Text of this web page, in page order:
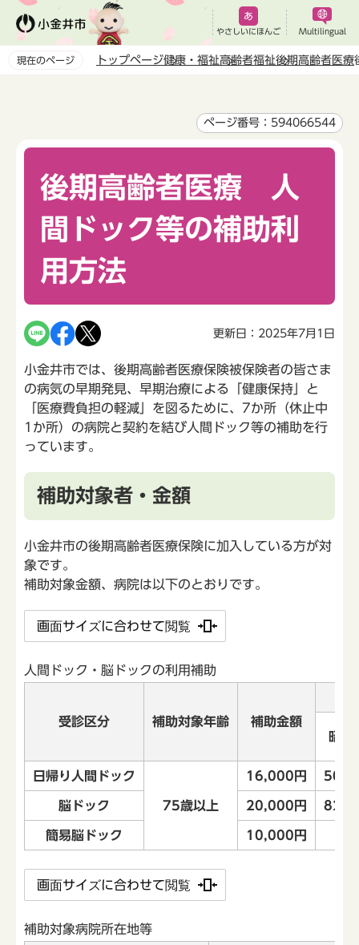
ペ
やさしいにほんご Multilingual
現在のページ トップページ健康・福祉高齢者福祉後期高齢者医療
ページ番号：594066544
後期高齢者医療 人
間ドック等の補助利
用方法
更新日：2025年7月1日
小金井市では、後期高齢者医療保険被保険者の皆さま
の病気の早期発見、早期治療による「健康保持」と
「医療費負担の軽減」を図るために、7か所（休止中
1か所）の病院と契約を結び人間ドック等の補助を行
っています。
補助対象者・金額
小金井市の後期高齢者医療保険に加入している方が対
象です。
補助対象金額、病院は以下のとおりです。
画面サイズに合わせて閲覧
人間ドック・脳ドックの利用補助
受診区分 補助対象年齢
補助金額
昭和
日帰り人間ドック
75歳以上
16,000円
脳ドック 20,000円
簡易脳ドック 10,000円
画面サイズに合わせて閲覧
補助対象病院所在地等